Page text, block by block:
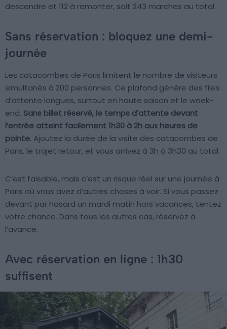
descendre et 112 à remonter, soit 243 marches au total.
Sans réservation : bloquez une demi-
journée
Les catacombes de Paris limitent le nombre de visiteurs
simultanés à 200 personnes. Ce plafond génère des files
d’attente longues, surtout en haute saison et le week-
end. Sans billet réservé, le temps d’attente devant
l’entrée atteint facilement 1h30 à 2h aux heures de
pointe. Ajoutez la durée de la visite des catacombes de
Paris, le trajet retour, et vous arrivez à 3h à 3h30 au total.
C’est faisable, mais c’est un risque réel sur une journée à
Paris où vous avez d’autres choses à voir. Si vous passez
devant par hasard un mardi matin hors vacances, tentez
votre chance. Dans tous les autres cas, réservez à
l’avance.
Avec réservation en ligne : 1h30
suffisent